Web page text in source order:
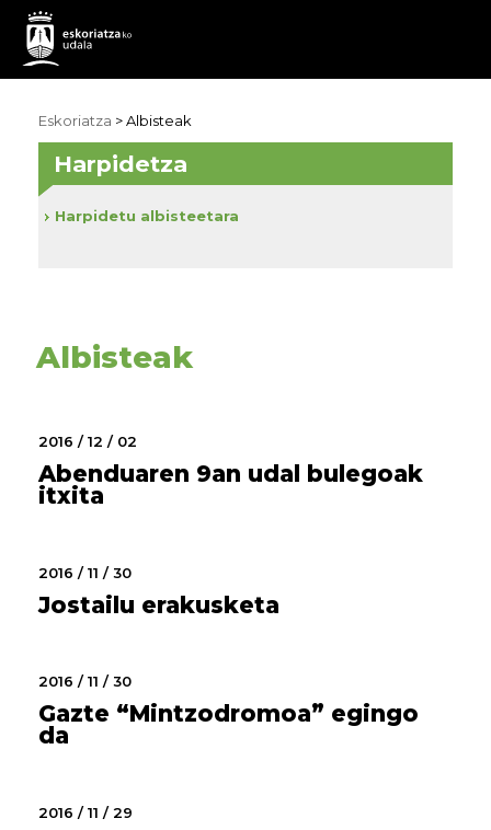
Eskoriatza >Albisteak
Albisteak
2016 / 12 / 02
Abenduaren 9an udal bulegoak
itxita
2016 / 11 / 30
Jostailu erakusketa
2016 / 11 / 30
Gazte “Mintzodromoa” egingo
da
2016 / 11 / 29
Harpidetza
Harpidetu albisteetara